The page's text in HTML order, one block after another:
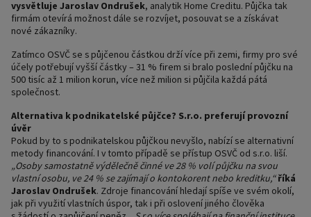
vysvětluje Jaroslav Ondrušek, analytik Home Creditu. Půjčka tak
firmám otevírá možnost dále se rozvíjet, posouvat se a získávat
nové zákazníky.
Zatímco OSVČ se s půjčenou částkou drží více při zemi, firmy pro své
účely potřebují vyšší částky – 31 % firem si bralo poslední půjčku na
500 tisíc až 1 milion korun, více než milion si půjčila každá pátá
společnost.
Alternativa k podnikatelské půjčce? S.r.o. preferují provozní
úvěr
Pokud by to s podnikatelskou půjčkou nevyšlo, nabízí se alternativní
metody financování. I v tomto případě se přístup OSVČ od s.r.o. liší.
„Osoby samostatně výdělečně činné ve 28 % volí půjčku na svou
vlastní osobu, ve 24 % se zajímají o kontokorent nebo kreditku,“říká
Jaroslav Ondrušek. Zdroje financování hledají spíše ve svém okolí,
jak při využití vlastních úspor, tak i při oslovení jiného člověka